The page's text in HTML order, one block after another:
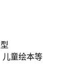
儿童绘本等